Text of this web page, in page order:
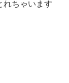
れちゃいます